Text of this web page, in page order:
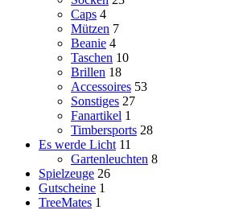
Caps 4
Mützen 7
Beanie 4
Taschen 10
Brillen 18
Accessoires 53
Sonstiges 27
Fanartikel 1
Timbersports 28
Es werde Licht 11
Gartenleuchten 8
Spielzeuge 26
Gutscheine 1
TreeMates 1